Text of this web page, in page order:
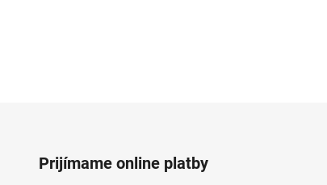
Prijímame online platby